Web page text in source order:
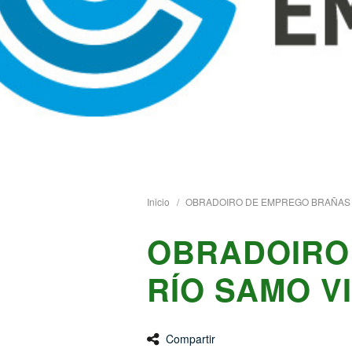
Inicio OBRADOIRO DE EMPREGO
RÍO SAMO
Compartir